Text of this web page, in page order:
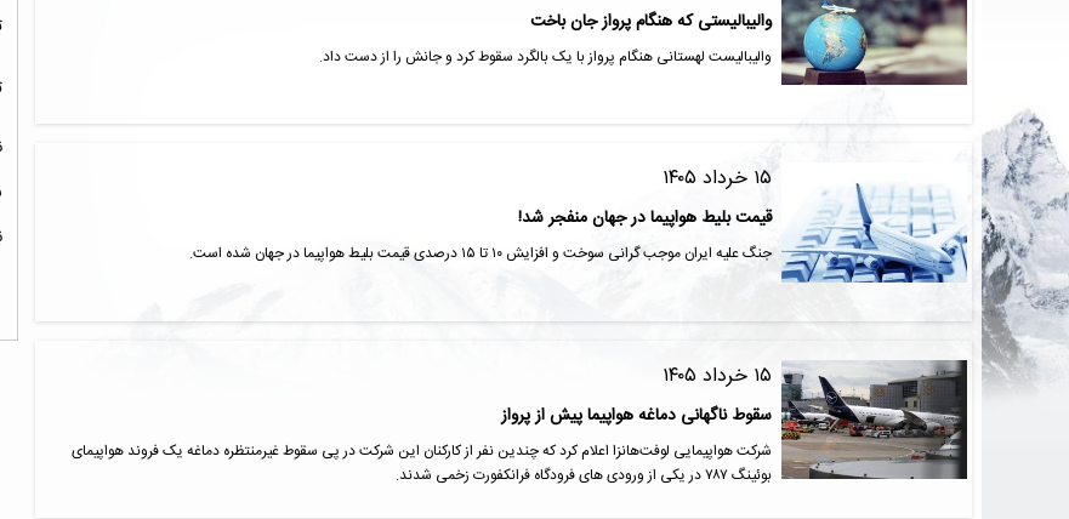
والیبالیستی که هنگام پرواز جان باخت
والیبالیست لهستانی هنگام پرواز با یک بالگرد سقوط کرد و جانش را از دست داد.
۱۵ خرداد ۱۴۰۵
قیمت بلیط هواپیما در جهان منفجر شد!
جنگ علیه ایران موجب گرانی سوخت و افزایش ۱۰ تا ۱۵ درصدی قیمت بلیط هواپیما در جهان شده است.
۱۵ خرداد ۱۴۰۵
سقوط ناگهانی دماغه هواپیما پیش از پرواز
شرکت هواپیمایی لوفت‌هانزا اعلام کرد که چندین نفر از کارکنان این شرکت در پی سقوط غیرمنتظره دماغه یک فروند هواپیمای
بوئینگ ۷۸۷ در یکی از ورودی های فرودگاه فرانکفورت زخمی شدند.